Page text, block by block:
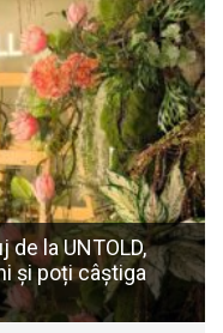
la UNTOLD,
și poți câștiga